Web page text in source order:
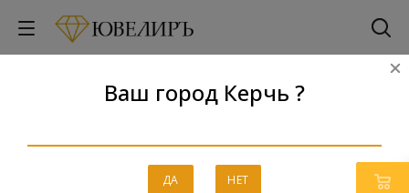
Ваш город Керчь ?
ДА НЕТ
Каталог
Главная - Каталог